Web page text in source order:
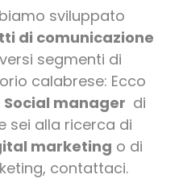
sviluppato
di comunicazione
segmenti di
calabrese: Ecco
Social manager di
sei alla ricerca di
marketing o di
contattaci.